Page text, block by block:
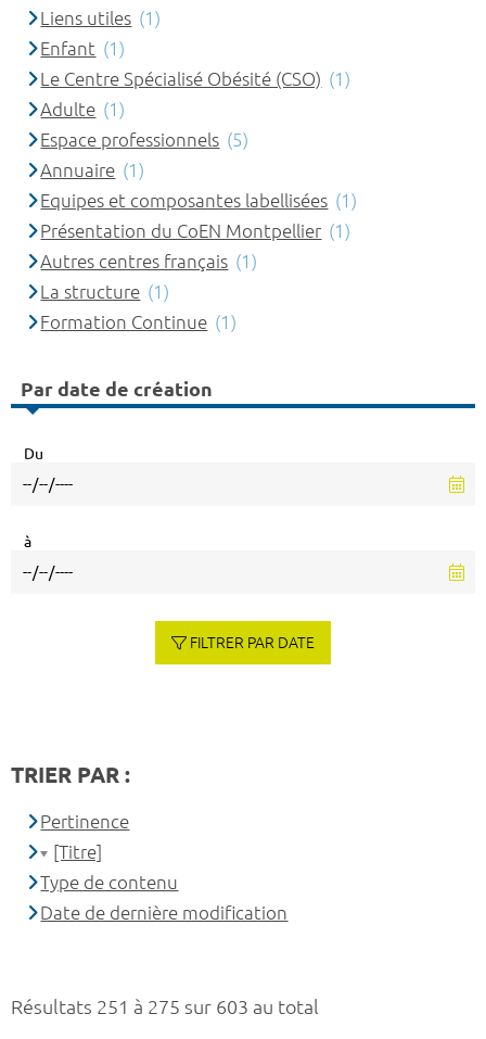
Résultats 251 à 275 sur 603 au total
Liens utiles (1)
Enfant (1)
Le Centre Spécialisé Obésité (CSO) (1)
Adulte (1)
Espace professionnels (5)
Annuaire (1)
Equipes et composantes labellisées (1)
Présentation du CoEN Montpellier (1)
Autres centres français (1)
La structure (1)
Formation Continue (1)
Par date de création
Du
à
FILTRER PAR DATE
TRIER PAR :
Pertinence
[Titre]
Type de contenu
Date de dernière modification